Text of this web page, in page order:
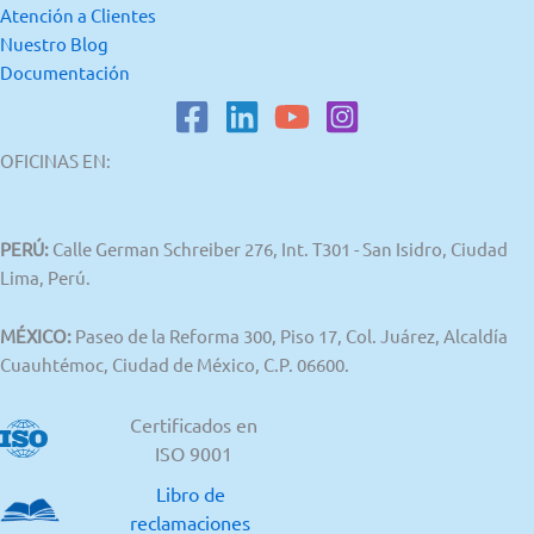
Atención a Clientes
Nuestro Blog
Documentación
OFICINAS EN:
PERÚ: Calle German Schreiber 276, Int. T301 - San Isidro, Ciudad
Lima, Perú.
MÉXICO: Paseo de la Reforma 300, Piso 17, Col. Juárez, Alcaldía
Cuauhtémoc, Ciudad de México, C.P. 06600.
Certificados en
ISO 9001
Libro de
reclamaciones